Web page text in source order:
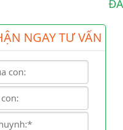
NGAY TƯ VẤN